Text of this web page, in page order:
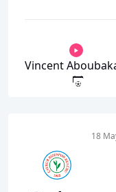
Vincent
18